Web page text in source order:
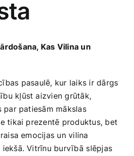
Kas Vilina un
⁣pasaulē, kur laiks ir ​dārgs
kļūst aizvien grūtāk,
patiesām mākslas
tikai prezentē produktus, bet
emocijas ​un vilina
Vitrīnu burvībā⁢ slēpjas